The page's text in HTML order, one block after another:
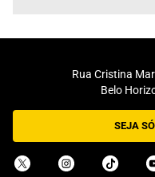
Rua Cristina
Belo
SEJA